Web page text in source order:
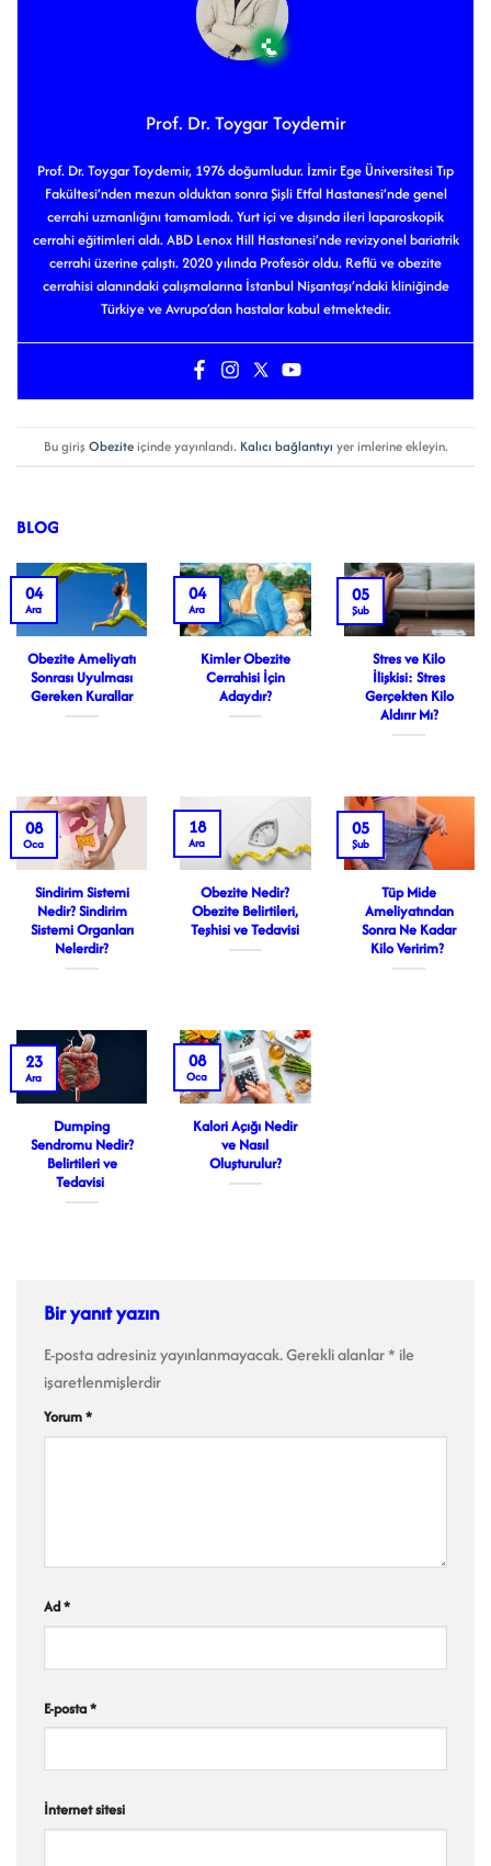
Prof. Dr. Toygar Toydemir
Prof. Dr. Toygar Toydemir, 1976 doğumludur. İzmir Ege Üniversitesi Tıp
Fakültesi’nden mezun olduktan sonra Şişli Etfal Hastanesi’nde genel
cerrahi uzmanlığını tamamladı. Yurt içi ve dışında ileri laparoskopik
cerrahi eğitimleri aldı. ABD Lenox Hill Hastanesi’nde revizyonel bariatrik
cerrahi üzerine çalıştı. 2020 yılında Profesör oldu. Reflü ve obezite
cerrahisi alanındaki çalışmalarına İstanbul Nişantaşı’ndaki kliniğinde
Türkiye ve Avrupa’dan hastalar kabul etmektedir.
Bu girişObeziteiçinde yayınlandı. Kalıcı bağlantıyı yer imlerine ekleyin.
BLOG
Obezite Ameliyatı
Sonrası Uyulması
Gereken Kurallar
04
Ara
Kimler Obezite
Cerrahisi İçin
Adaydır?
04
Ara
Stres ve Kilo
İlişkisi: Stres
Gerçekten Kilo
Aldırır Mı?
05
Şub
Sindirim Sistemi
Nedir? Sindirim
Sistemi Organları
Nelerdir?
08
Oca
Obezite Nedir?
Obezite Belirtileri,
Teşhisi ve Tedavisi
18
Ara
Tüp Mide
Ameliyatından
Sonra Ne Kadar
Kilo Veririm?
05
Şub
Dumping
Sendromu Nedir?
Belirtileri ve
Tedavisi
23
Ara
Kalori Açığı Nedir
ve Nasıl
Oluşturulur?
08
Oca
Bir yanıt yazın
E-posta adresiniz yayınlanmayacak.Gerekli alanlar* ile
işaretlenmişlerdir
Yorum*
Ad*
E-posta*
İnternet sitesi